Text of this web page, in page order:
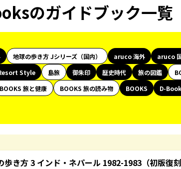
のガイドブック一覧
地球の歩き方 Jシリーズ（国内） aruco 海外 aruco
Style 島旅 御朱印 歴史時代 旅の図鑑
BOOKS 旅と健康 BOOKS 旅の読み物 BOOKS
D-
歩き方 3 インド・ネパール 1982-1983（初版復刻